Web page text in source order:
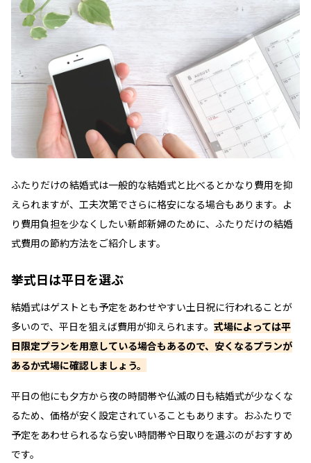
ふたりだけの結婚式は一般的な結婚式と比べるとかなり費用を抑
えられますが、工夫次第でさらに格安になる場合もあります。よ
り費用負担を少なくしたい新郎新婦のために、ふたりだけの結婚
式費用の節約方法をご紹介します。
挙式日は平日を選ぶ
結婚式はゲストとも予定をあわせやすい土日祝に行われることが
多いので、平日を狙えば費用が抑えられます。 式場によっては平
日限定プランを用意している場合もあるので、安くなるプランが
あるか式場に確認しましょう。
平日の他にも夕方から夜の時間帯や仏滅の日も結婚式が少なくな
るため、価格が安く設定されていることもあります。おふたりで
予定をあわせられるなら安い時間帯や日取りを選ぶのがおすすめ
です。